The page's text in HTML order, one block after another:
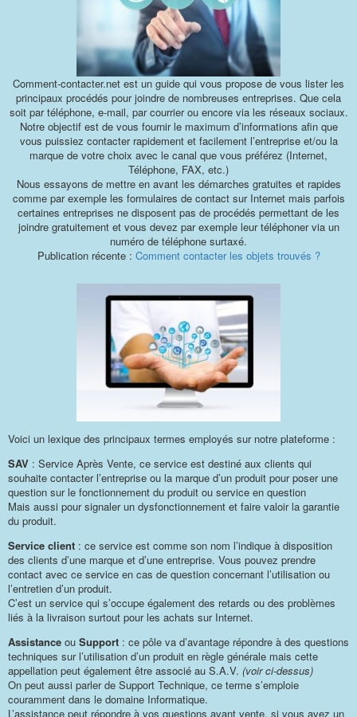
Comment-contacter.net est un guide qui vous propose de vous lister les
principaux procédés pour joindre de nombreuses entreprises. Que cela
soit par téléphone, e-mail, par courrier ou encore via les réseaux sociaux.
Notre objectif est de vous fournir le maximum d’informations afin que
vous puissiez contacter rapidement et facilement l’entreprise et/ou la
marque de votre choix avec le canal que vous préférez (Internet,
Téléphone, FAX, etc.)
Nous essayons de mettre en avant les démarches gratuites et rapides
comme par exemple les formulaires de contact sur Internet mais parfois
certaines entreprises ne disposent pas de procédés permettant de les
joindre gratuitement et vous devez par exemple leur téléphoner via un
numéro de téléphone surtaxé.
Publication récente : Comment contacter les objets trouvés ?
Voici un lexique des principaux termes employés sur notre plateforme :
SAV : Service Après Vente, ce service est destiné aux clients qui
souhaite contacter l’entreprise ou la marque d’un produit pour poser une
question sur le fonctionnement du produit ou service en question
Mais aussi pour signaler un dysfonctionnement et faire valoir la garantie
du produit.
Service client : ce service est comme son nom l’indique à disposition
des clients d’une marque et d’une entreprise. Vous pouvez prendre
contact avec ce service en cas de question concernant l’utilisation ou
l’entretien d’un produit.
C’est un service qui s’occupe également des retards ou des problèmes
liés à la livraison surtout pour les achats sur Internet.
Assistance ou Support : ce pôle va d’avantage répondre à des questions
techniques sur l’utilisation d’un produit en règle générale mais cette
appellation peut également être associé au S.A.V. (voir ci-dessus)
On peut aussi parler de Support Technique, ce terme s’emploie
couramment dans le domaine Informatique.
L’assistance peut répondre à vos questions avant vente, si vous avez un